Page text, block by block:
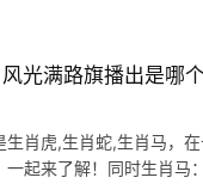
光满路旗播出是哪
肖虎,生肖蛇,生肖马，
起来了解！同时生肖马